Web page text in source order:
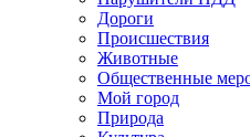
Дороги
Происшествия
Животные
Общественные
Мой город
Природа